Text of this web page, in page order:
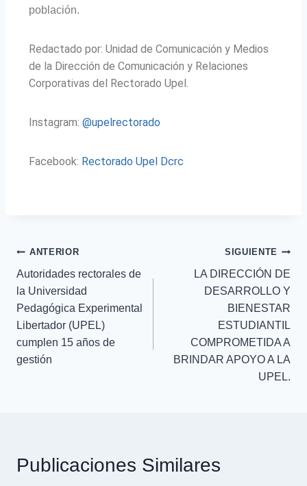
población.
Redactado por: Unidad de Comunicación y Medios
de la Dirección de Comunicación y Relaciones
Corporativas del Rectorado Upel.
Instagram: @upelrectorado
Facebook: Rectorado Upel Dcrc
ANTERIOR
Autoridades rectorales de
la Universidad
Pedagógica Experimental
Libertador (UPEL)
cumplen 15 años de
gestión
SIGUIENTE
LA DIRECCIÓN DE
DESARROLLO Y
BIENESTAR
ESTUDIANTIL
COMPROMETIDA A
BRINDAR APOYO A LA
UPEL.
Publicaciones Similares